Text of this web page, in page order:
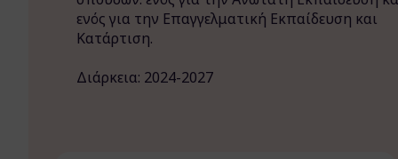
ενός για την Επαγγελματική Εκπαίδευση και
Κατάρτιση.
Διάρκεια: 2024-2027